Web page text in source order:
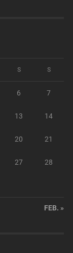
S S
6 7
13 14
20 21
27 28
FEB. »